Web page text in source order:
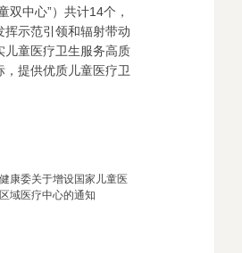
双中心”）共计14个，
挥示范引领和辐射带动
儿童医疗卫生服务高质
，提供优质儿童医疗卫
康委关于增设国家儿童医
域医疗中心的通知